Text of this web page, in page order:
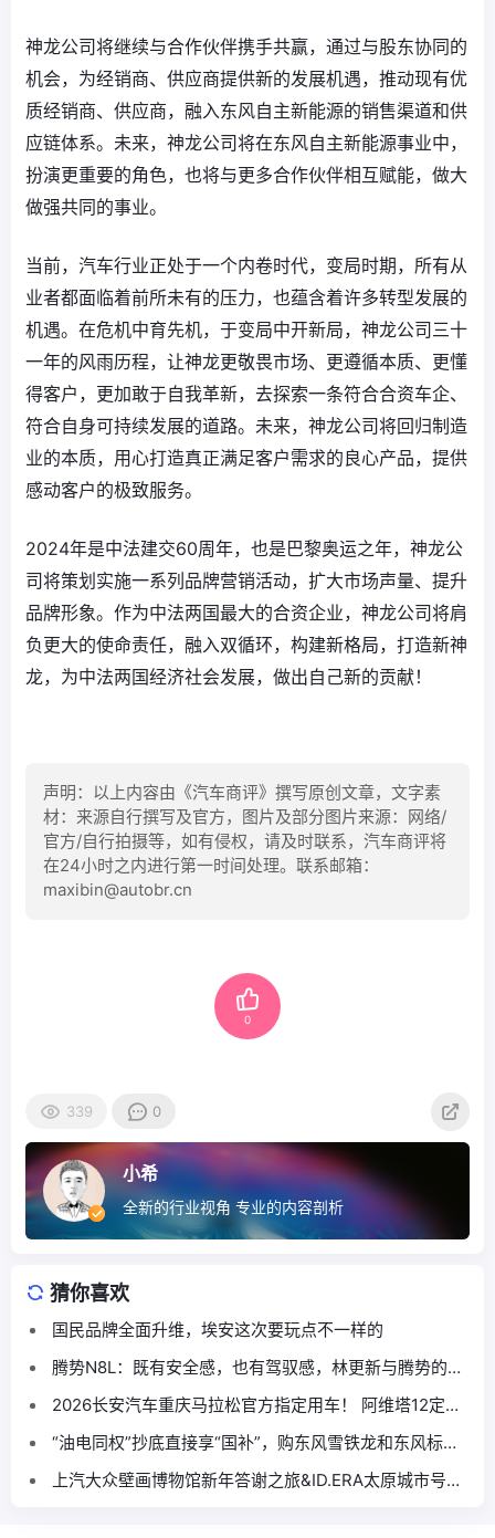
神龙公司将继续与合作伙伴携手共赢，通过与股东协同的
机会，为经销商、供应商提供新的发展机遇，推动现有优
质经销商、供应商，融入东风自主新能源的销售渠道和供
应链体系。未来，神龙公司将在东风自主新能源事业中，
扮演更重要的角色，也将与更多合作伙伴相互赋能，做大
做强共同的事业。
当前，汽车行业正处于一个内卷时代，变局时期，所有从
业者都面临着前所未有的压力，也蕴含着许多转型发展的
机遇。在危机中育先机，于变局中开新局，神龙公司三十
一年的风雨历程，让神龙更敬畏市场、更遵循本质、更懂
得客户，更加敢于自我革新，去探索一条符合合资车企、
符合自身可持续发展的道路。未来，神龙公司将回归制造
业的本质，用心打造真正满足客户需求的良心产品，提供
感动客户的极致服务。
2024年是中法建交60周年，也是巴黎奥运之年，神龙公
司将策划实施一系列品牌营销活动，扩大市场声量、提升
品牌形象。作为中法两国最大的合资企业，神龙公司将肩
负更大的使命责任，融入双循环，构建新格局，打造新神
龙，为中法两国经济社会发展，做出自己新的贡献！
声明：以上内容由《汽车商评》撰写原创文章，文字素
材：来源自行撰写及官方，图片及部分图片来源：网络/
官方/自行拍摄等，如有侵权，请及时联系，汽车商评将
在24小时之内进行第一时间处理。联系邮箱：
maxibin@autobr.cn
0
339 0
小希
全新的行业视角 专业的内容剖析
猜你喜欢
国民品牌全面升维，埃安这次要玩点不一样的
腾势N8L：既有安全感，也有驾驭感，林更新与腾势的缘
2026长安汽车重庆马拉松官方指定用车！ 阿维塔12定义
“油电同权”抄底直接享“国补”，购东风雪铁龙和东风标致
上汽大众壁画博物馆新年答谢之旅&ID.ERA太原城市号启